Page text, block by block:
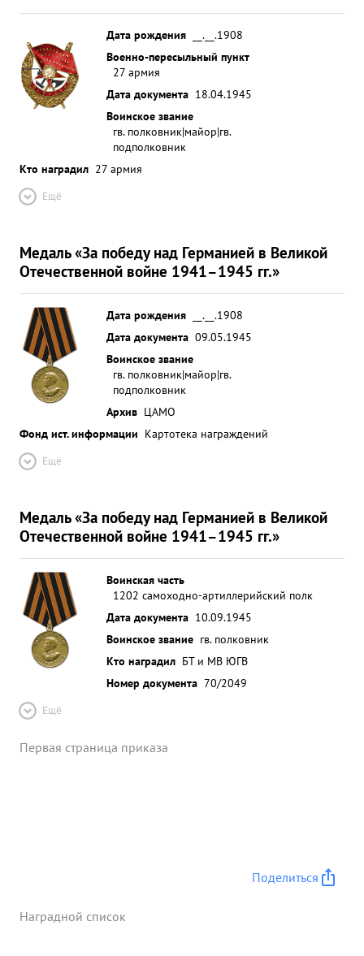
Дата рождения
__.__.1908
Военно-пересыльный пункт
27 армия
Дата документа 18.04.1945
Воинское звание
гв. полковник|майор|гв.
подполковник
Кто наградил 27 армия
Ещё
Медаль «За победу над Германией в Великой
Отечественной войне 1941–1945 гг.»
Дата рождения
__.__.1908
Дата документа 09.05.1945
Воинское звание
гв. полковник|майор|гв.
подполковник
Архив ЦАМО
Фонд ист. информации Картотека награждений
Ещё
Медаль «За победу над Германией в Великой
Отечественной войне 1941–1945 гг.»
Воинская часть
1202 самоходно-артиллерийский полк
Дата документа 10.09.1945
Воинское звание гв. полковник
Кто наградил БТ и МВ ЮГВ
Номер документа 70/2049
Ещё
Первая страница приказа
Поделиться
Наградной список